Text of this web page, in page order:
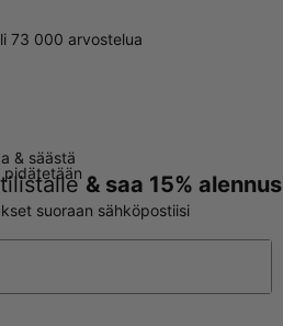
& säästä
& saa 15% alennus
suoraan sähköpostiisi
73 000 arvostelua
pidätetään